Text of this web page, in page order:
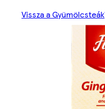
Vissza a Gyümölcsteák